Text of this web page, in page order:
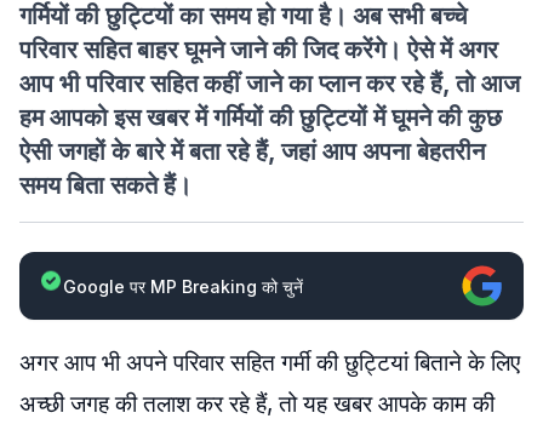
गर्मियों की छुट्टियों का समय हो गया है। अब सभी बच्चे
परिवार सहित बाहर घूमने जाने की जिद करेंगे। ऐसे में अगर
आप भी परिवार सहित कहीं जाने का प्लान कर रहे हैं, तो आज
हम आपको इस खबर में गर्मियों की छुट्टियों में घूमने की कुछ
ऐसी जगहों के बारे में बता रहे हैं, जहां आप अपना बेहतरीन
समय बिता सकते हैं।
Google पर MP Breaking को चुनें
अगर आप भी अपने परिवार सहित गर्मी की छुट्टियां बिताने के लिए
अच्छी जगह की तलाश कर रहे हैं, तो यह खबर आपके काम की